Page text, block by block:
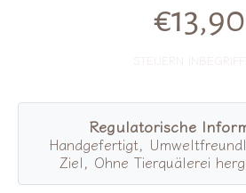
€13,90
Regulatorische
Handgefertigt,
Ziel, Ohne Tierquälerei